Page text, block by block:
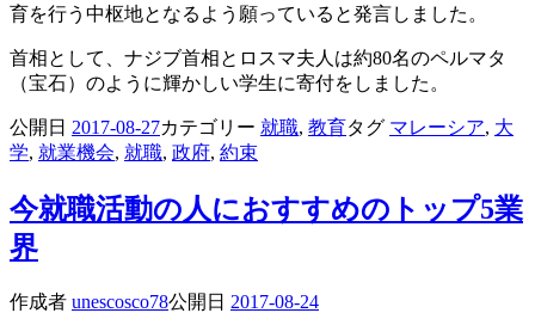
育を行う中枢地となるよう願っていると発言しました。
首相として、ナジブ首相とロスマ夫人は約80名のペルマタ
（宝石）のように輝かしい学生に寄付をしました。
公開日 2017-08-27カテゴリー 就職, 教育タグ マレーシア, 大
学, 就業機会, 就職, 政府, 約束
今就職活動の人におすすめのトップ5業
界
作成者 unescosco78公開日 2017-08-24